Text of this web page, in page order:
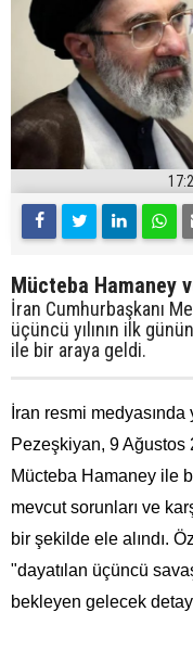
Mücteba Hamaney
İran Cumhurbaşkanı
üçüncü yılının ilk
ile bir araya geldi.
İran resmi
Pezeşkiyan, 9
Mücteba Hamaney ile
mevcut sorunları ve
bir şekilde ele alındı.
"dayatılan üçüncü
bekleyen gelecek